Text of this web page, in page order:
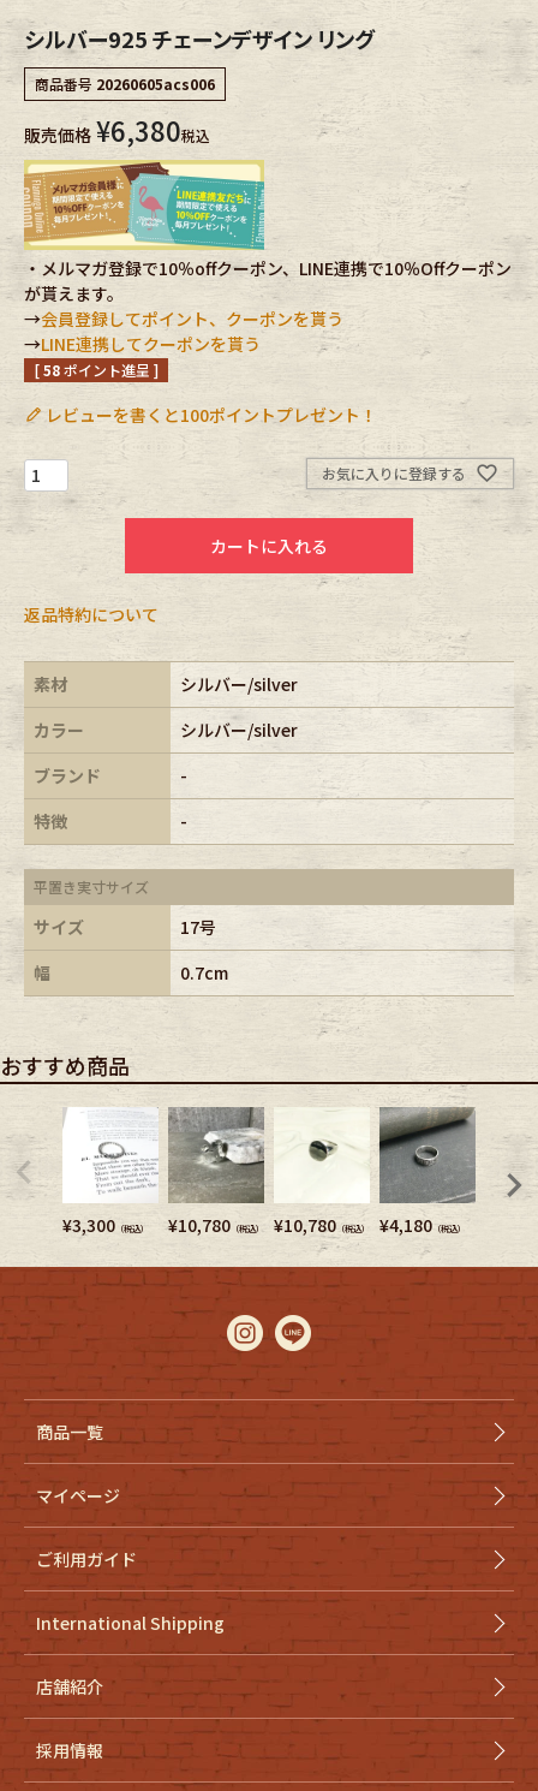
レディース商品カテゴリーから探す
Tops Bottoms
Outer
Fafatt
小物・アクセサリーから探す
Eye Wear
Stall・Scarf
Accessory Shoes
antique goods
Keyring
FAFATT
シルバー925 チェーンデザイン リング
商品番号 20260605acs006
販売価格 ¥6,380税込
・メルマガ登録で10％offクーポン、LINE連携で10％Offクーポン
が貰えます。
→会員登録してポイント、クーポンを貰う
→LINE連携してクーポンを貰う
[58ポイント進呈 ]
レビューを書くと100ポイントプレゼント！
お気に入りに登録する
カートに入れる
返品特約について
素材
シルバー/silver
カラー
シルバー/silver
ブランド
-
特徴
-
平置き実寸サイズ
サイズ
17号
幅
0.7cm
おすすめ商品
¥3,300 （税込） ¥10,780 （税込） ¥10,780 （税込） ¥4,180 （税込）
商品一覧
マイページ
ご利用ガイド
International Shipping
店舗紹介
採用情報